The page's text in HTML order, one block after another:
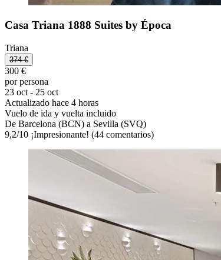
Casa Triana 1888 Suites by Época
Triana
374 €
300 €
por persona
23 oct - 25 oct
Actualizado hace 4 horas
Vuelo de ida y vuelta incluido
De Barcelona (BCN) a Sevilla (SVQ)
9,2/10 ¡Impresionante! (44 comentarios)